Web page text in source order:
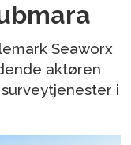
Seaworx
aktøren
i